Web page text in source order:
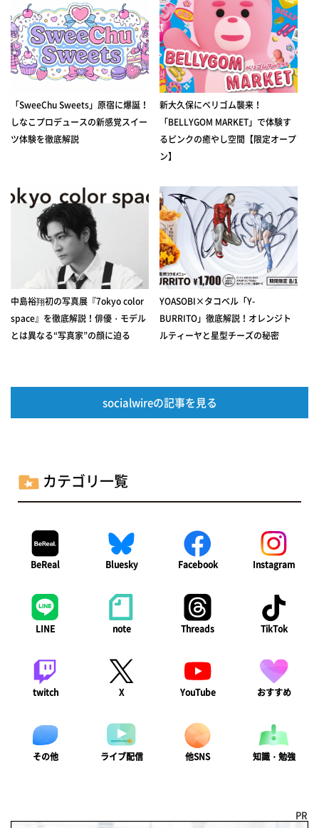
「SweeChu Sweets」原宿に爆誕！
しなこプロデュースの新感覚スイー
ツ体験を徹底解説
新大久保にベリゴム襲来！
「BELLYGOM MARKET」で体験す
るピンクの癒やし空間【限定オープ
ン】
中島裕翔初の写真展『7okyo color
space』を徹底解説！俳優・モデル
とは異なる“写真家”の顔に迫る
YOASOBI×タコベル「Y-
BURRITO」徹底解説！オレンジト
ルティーヤと星型チーズの秘密
socialwireの記事を見る
カテゴリ一覧
BeReal Bluesky Facebook Instagram
LINE note Threads TikTok
twitch X YouTube おすすめ
その他 ライブ配信 他SNS 知識・勉強
PR